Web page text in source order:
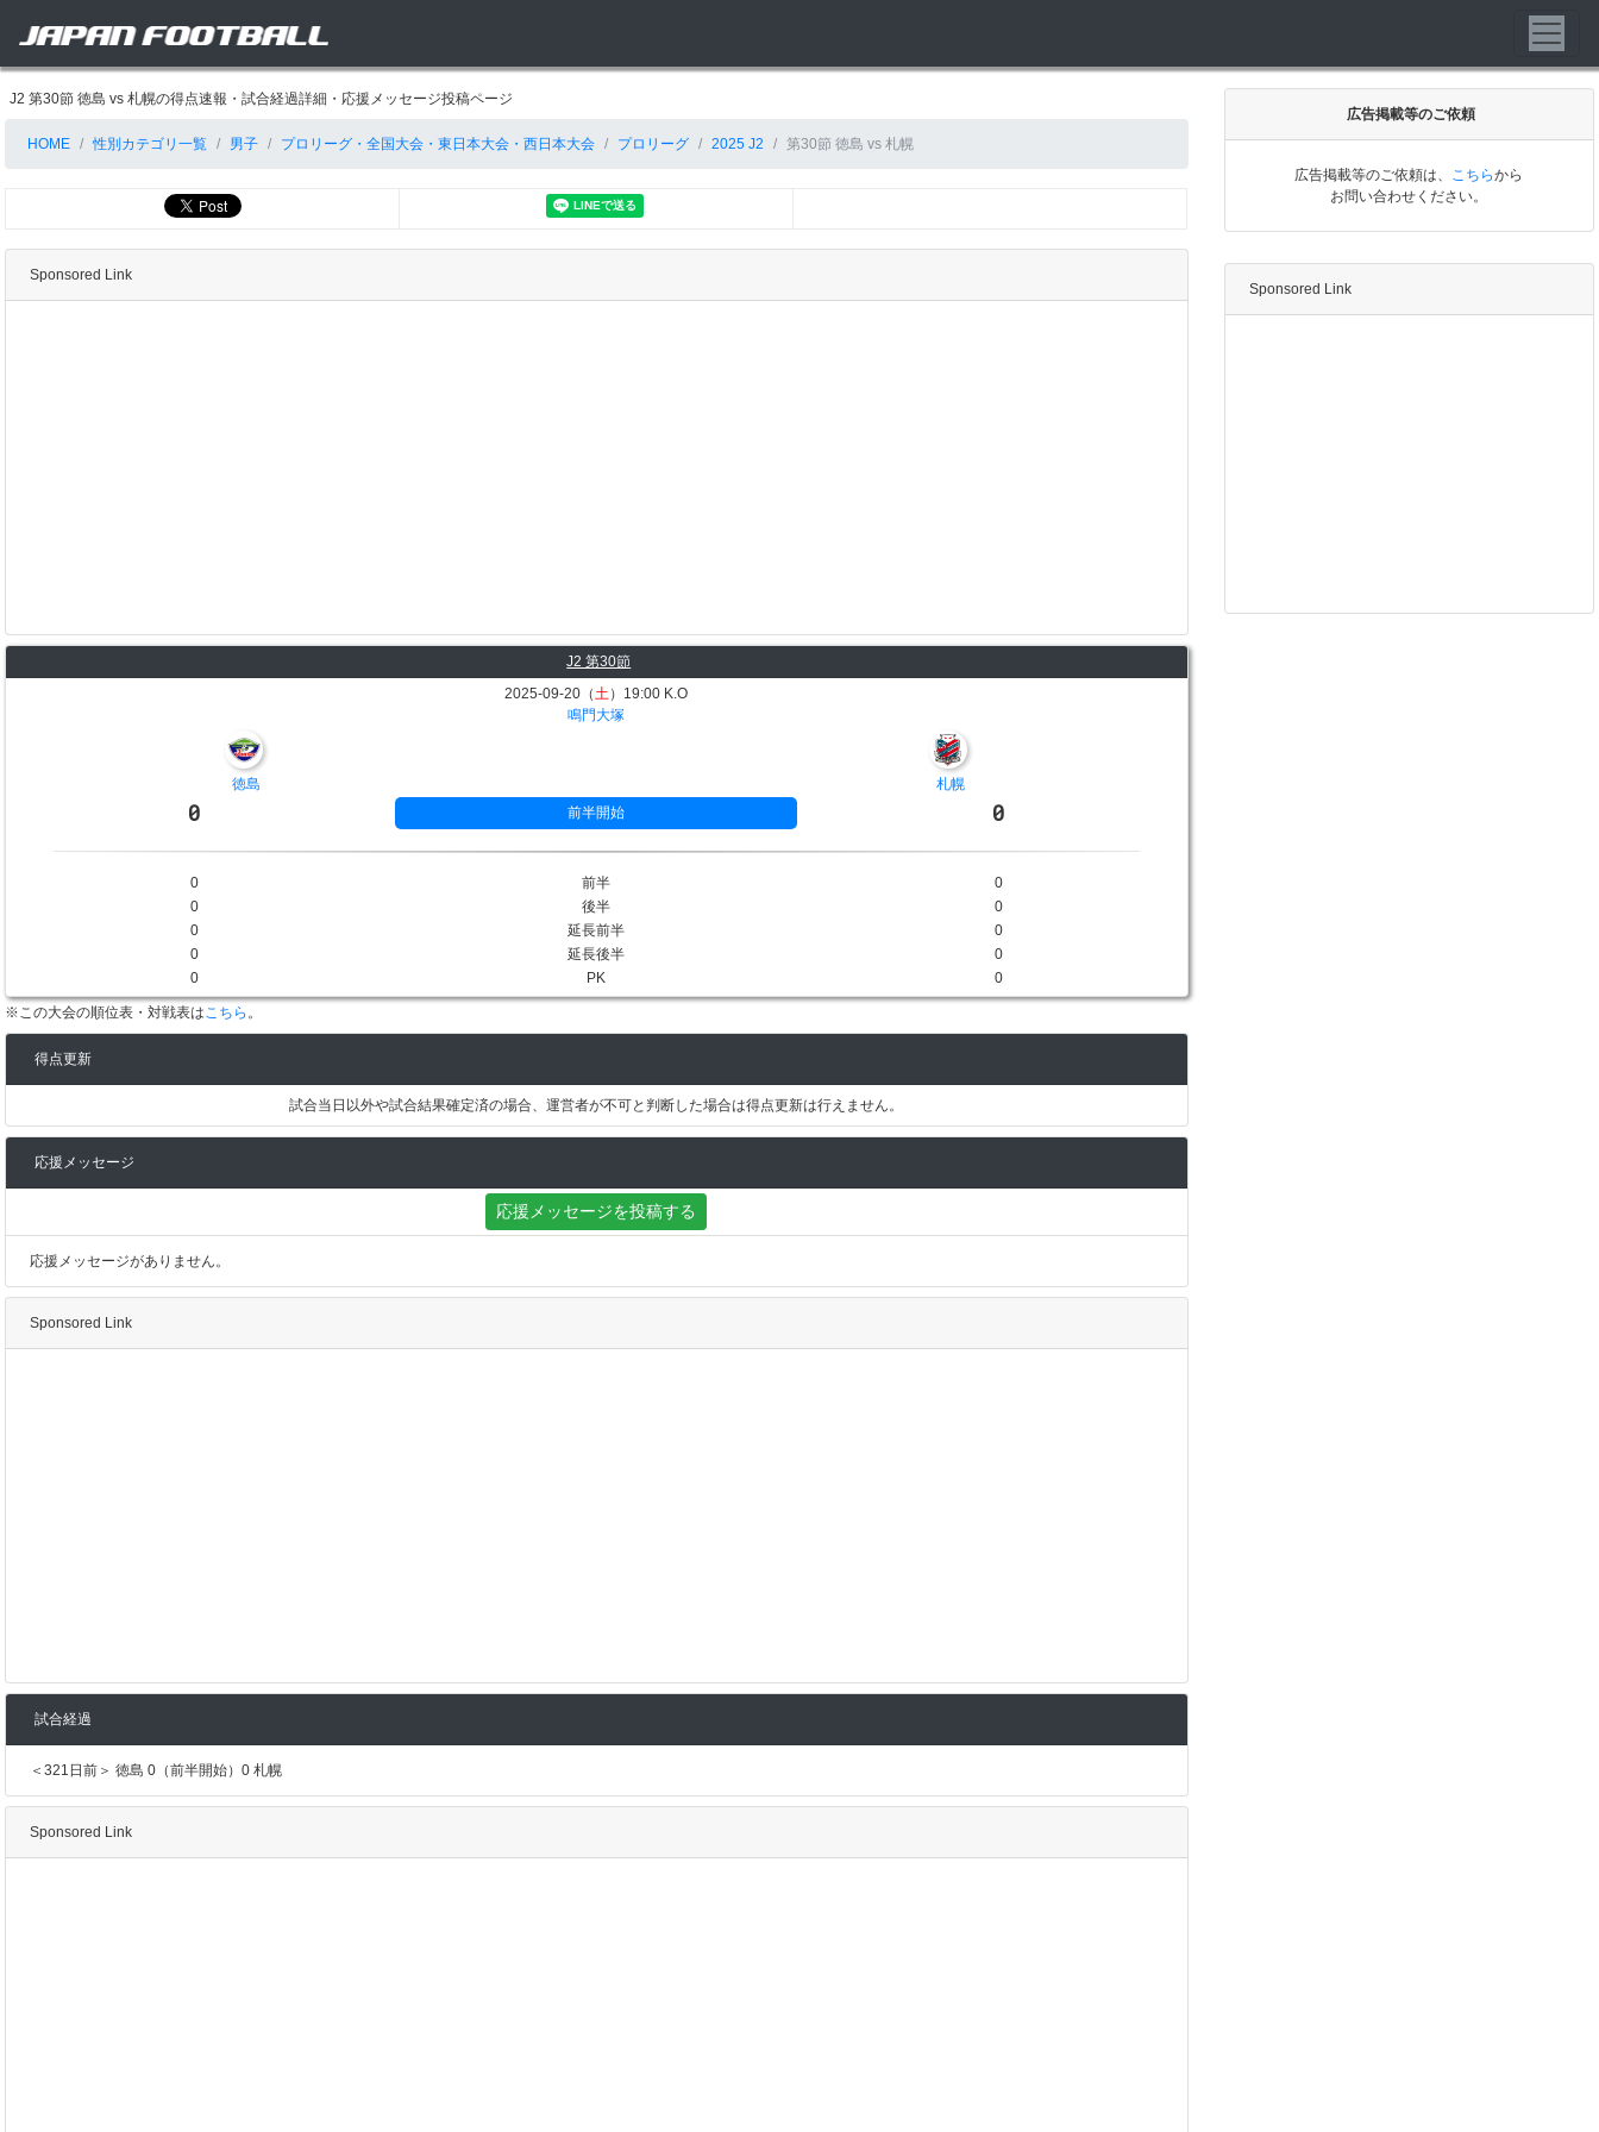
J2 第30節 徳島 vs 札幌の得点速報・試合経過詳細・応援メッセージ投稿ページ
HOME 性別カテゴリ一覧 男子 プロリーグ・全国大会・東日本大会・西日本大会 プロリーグ 2025 J2 第30節 徳島 vs 札幌
Sponsored Link
J2 第30節
2025-09-20（土）19:00 K.O
鳴門大塚
徳島 札幌
0 前半開始 0
0 前半
0
0
後半
0
0
延長前半
0
0
延長後半
0
0
PK 0
※この大会の順位表・対戦表はこちら 。
得点更新
試合当日以外や試合結果確定済の場合、運営者が不可と判断した場合は得点更新は行えません。
応援メッセージ
応援メッセージを投稿する
応援メッセージがありません。
Sponsored Link
試合経過
＜321日前＞ 徳島 0（前半開始）0 札幌
Sponsored Link
広告掲載等のご依頼
広告掲載等のご依頼は、 こちらから
お問い合わせください。
Sponsored Link